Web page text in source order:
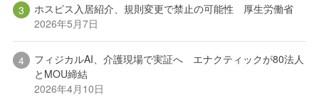
ホスピス入居紹介、規則変更で禁止の可能性 厚生労働省
2026年5月7日
フィジカルAI、介護現場で実証へ エナクティックが80法人
とMOU締結
2026年4月10日